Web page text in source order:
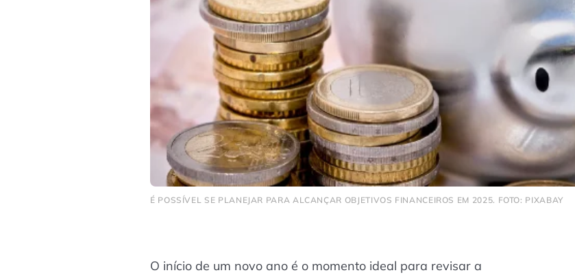
É POSSÍVEL SE PLANEJAR PARA ALCANÇAR OBJETIVOS FINANCEIROS EM 2025. FOTO: PIXABAY
O início de um novo ano é o momento ideal para revisar a